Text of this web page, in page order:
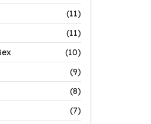
(11)
(11)
(10)
(9)
(8)
(7)